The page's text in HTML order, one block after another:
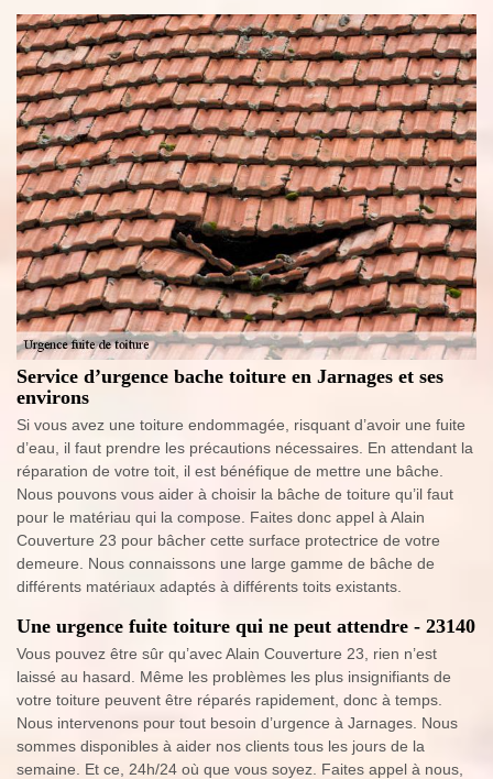
Service d’urgence bache toiture en Jarnages et ses
environs
Si vous avez une toiture endommagée, risquant d’avoir une fuite
d’eau, il faut prendre les précautions nécessaires. En attendant la
réparation de votre toit, il est bénéfique de mettre une bâche.
Nous pouvons vous aider à choisir la bâche de toiture qu’il faut
pour le matériau qui la compose. Faites donc appel à Alain
Couverture 23 pour bâcher cette surface protectrice de votre
demeure. Nous connaissons une large gamme de bâche de
différents matériaux adaptés à différents toits existants.
Une urgence fuite toiture qui ne peut attendre - 23140
Vous pouvez être sûr qu’avec Alain Couverture 23, rien n’est
laissé au hasard. Même les problèmes les plus insignifiants de
votre toiture peuvent être réparés rapidement, donc à temps.
Nous intervenons pour tout besoin d’urgence à Jarnages. Nous
sommes disponibles à aider nos clients tous les jours de la
semaine. Et ce, 24h/24 où que vous soyez. Faites appel à nous,